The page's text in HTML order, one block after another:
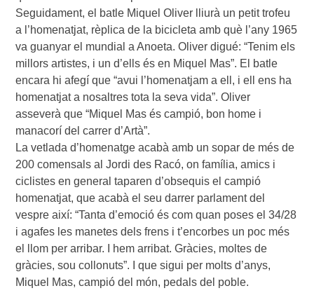
Seguidament, el batle Miquel Oliver lliurà un petit trofeu
a l’homenatjat, rèplica de la bicicleta amb què l’any 1965
va guanyar el mundial a Anoeta. Oliver digué: “Tenim els
millors artistes, i un d’ells és en Miquel Mas”. El batle
encara hi afegí que “avui l’homenatjam a ell, i ell ens ha
homenatjat a nosaltres tota la seva vida”. Oliver
asseverà que “Miquel Mas és campió, bon home i
manacorí del carrer d’Artà”.
La vetlada d’homenatge acabà amb un sopar de més de
200 comensals al Jordi des Racó, on família, amics i
ciclistes en general taparen d’obsequis el campió
homenatjat, que acabà el seu darrer parlament del
vespre així: “Tanta d’emoció és com quan poses el 34/28
i agafes les manetes dels frens i t’encorbes un poc més
el llom per arribar. I hem arribat. Gràcies, moltes de
gràcies, sou collonuts”. I que sigui per molts d’anys,
Miquel Mas, campió del món, pedals del poble.